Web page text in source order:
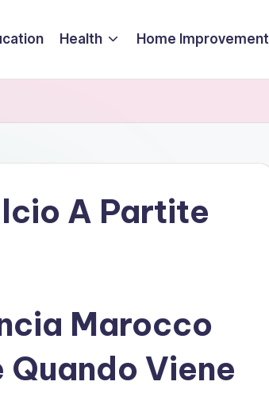
Health Home Improvement
A Partite
Marocco
Viene